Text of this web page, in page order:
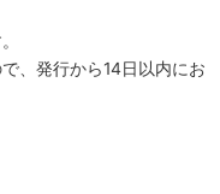
、発行から14日以内にお